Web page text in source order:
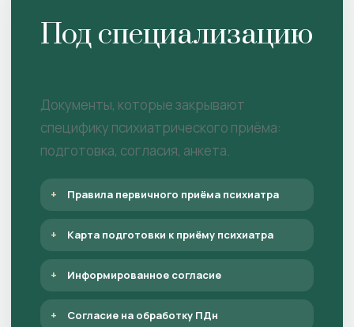
Под специализацию
Документы, которые закрывают
специфику психиатрического приёма:
подготовка, согласия, анкета.
Правила первичного приёма психиатра
Карта подготовки к приёму психиатра
Информированное согласие
Согласие на обработку ПДн